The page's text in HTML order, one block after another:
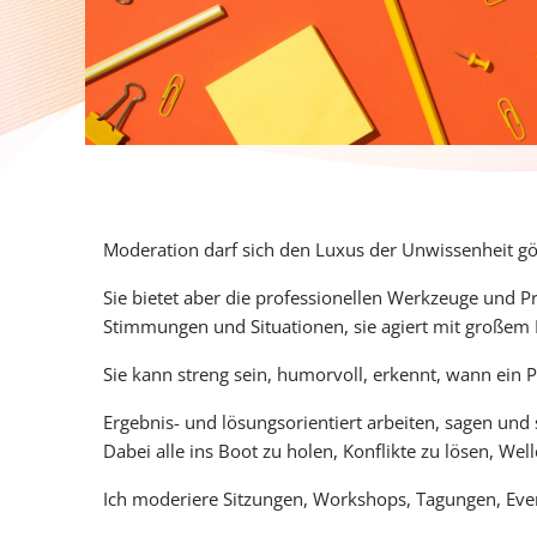
Moderation darf sich den Luxus der Unwissenheit
Sie bietet aber die professionellen Werkzeuge und
Stimmungen und Situationen, sie agiert mit
Sie kann streng sein, humorvoll, erkennt, wann ein
Ergebnis- und lösungsorientiert arbeiten, sagen
Dabei alle ins Boot zu holen, Konflikte zu lösen,
Ich moderiere Sitzungen, Workshops, Tagungen,